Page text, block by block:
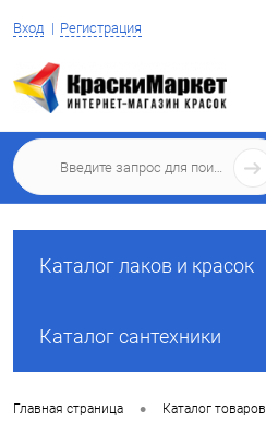
Вход Регистрация
Каталог лаков и красок
Каталог сантехники
Главная страница • Каталог товаров